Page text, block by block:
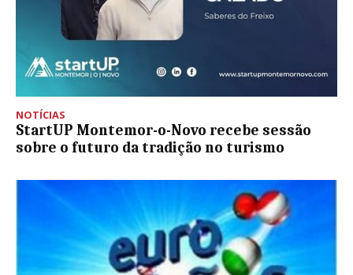
NOTÍCIAS
StartUP Montemor-o-Novo recebe sessão
sobre o futuro da tradição no turismo